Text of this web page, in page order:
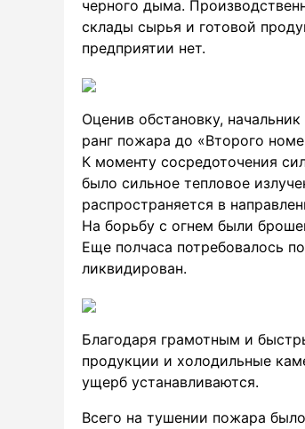
черного дыма.
склады сырья и готовой
предприятии нет.
Оценив обстановку,
ранг пожара до «Второго
К моменту сосредоточения
было сильное тепловое
распространяется в
На борьбу с огнем были
Еще полчаса потребовалось
ликвидирован.
Благодаря грамотным и
продукции и холодильные
ущерб устанавливаются.
Всего на тушении пожара